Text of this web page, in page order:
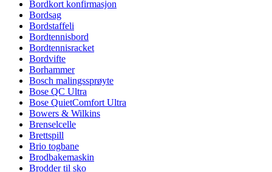
Bordkort konfirmasjon
Bordsag
Bordstaffeli
Bordtennisbord
Bordtennisracket
Bordvifte
Borhammer
Bosch malingssprøyte
Bose QC Ultra
Bose QuietComfort Ultra
Bowers & Wilkins
Brenselcelle
Brettspill
Brio togbane
Brodbakemaskin
Brodder til sko